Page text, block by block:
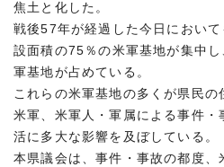
焦土と化した。
戦後57年が経過した今日におい
設面積の75％の米軍基地が集中
軍基地が占めている。
これらの米軍基地の多くが県民の
米軍、米軍人・軍属による事件・
活に多大な影響を及ぼしている。
本県議会は、事件・事故の都度、